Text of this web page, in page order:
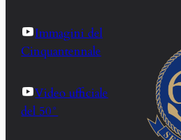
Immagini del
Cinquantennale
Video ufficiale
del 50°